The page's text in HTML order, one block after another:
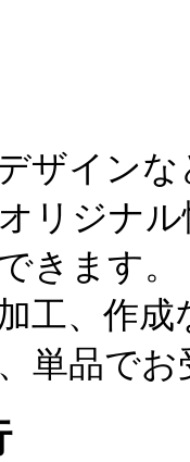
ザインな
リジナ
きます。
工、作成
単品で